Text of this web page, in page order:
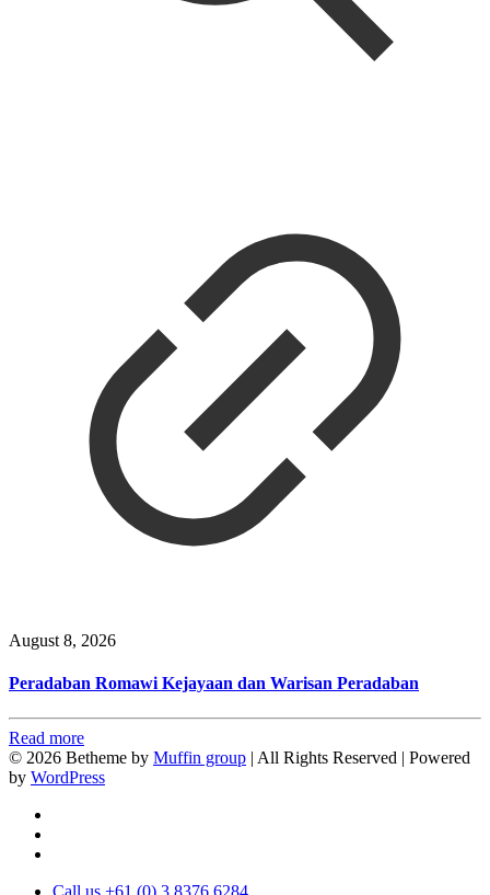
August 8, 2026
Peradaban Romawi Kejayaan dan Warisan Peradaban
Read more
© 2026 Betheme by Muffin group | All Rights Reserved | Powered
by WordPress
Call us +61 (0) 3 8376 6284